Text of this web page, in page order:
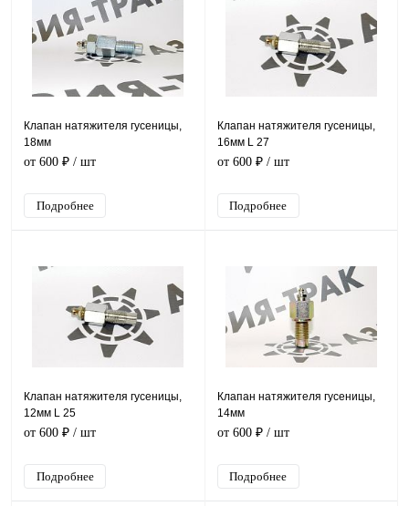
Клапан натяжителя гусеницы,
18мм
от 600 ₽ / шт
Подробнее
Клапан натяжителя гусеницы,
16мм L 27
от 600 ₽/ шт
Подробнее
Клапан натяжителя гусеницы,
12мм L 25
от 600 ₽ / шт
Подробнее
Клапан натяжителя гусеницы,
14мм
от 600 ₽/ шт
Подробнее